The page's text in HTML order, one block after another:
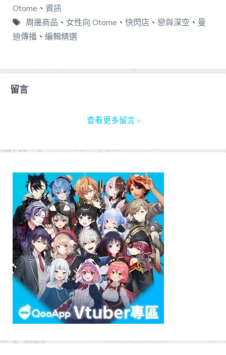
Otome 、 資訊
周邊商品 、 女性向 Otome 、 快閃店 、 戀與深空 、 曼
迪傳播 、 編輯精選
留言
查看更多留言 ›